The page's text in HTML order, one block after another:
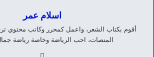
اسلام عمر
أقوم بكتاب الشعر، واعمل كمحرر وكاتب محتوي
المنصات، احب الرياضة وخاصة رياضة